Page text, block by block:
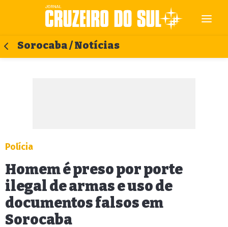
Sorocaba / Notícias
Polícia
Homem é preso por porte
ilegal de armas e uso de
documentos falsos em
Sorocaba